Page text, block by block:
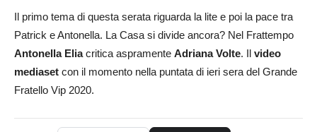
Il primo tema di questa serata riguarda la lite e poi la pace tra
Patrick e Antonella. La Casa si divide ancora? Nel Frattempo
Antonella Eliacritica aspramente Adriana Volte. Il video
mediaset con il momento nella puntata di ieri sera del Grande
Fratello Vip 2020.